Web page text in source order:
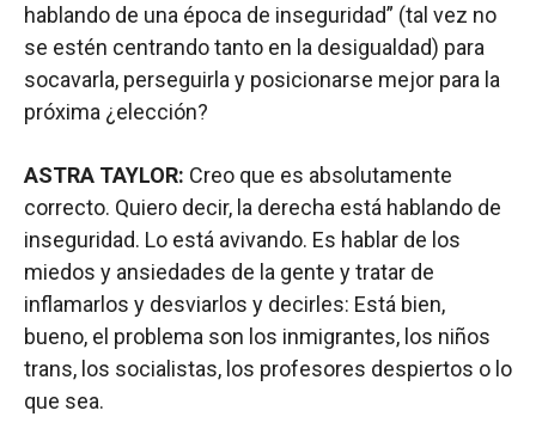
hablando de una época de inseguridad” (tal vez no
se estén centrando tanto en la desigualdad) para
socavarla, perseguirla y posicionarse mejor para la
próxima ¿elección?
ASTRA TAYLOR: Creo que es absolutamente
correcto. Quiero decir, la derecha está hablando de
inseguridad. Lo está avivando. Es hablar de los
miedos y ansiedades de la gente y tratar de
inflamarlos y desviarlos y decirles: Está bien,
bueno, el problema son los inmigrantes, los niños
trans, los socialistas, los profesores despiertos o lo
que sea.